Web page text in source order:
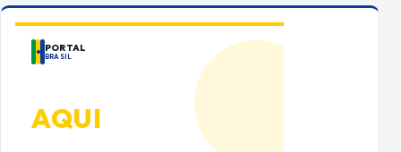
PORTAL
BRASIL
AQUI